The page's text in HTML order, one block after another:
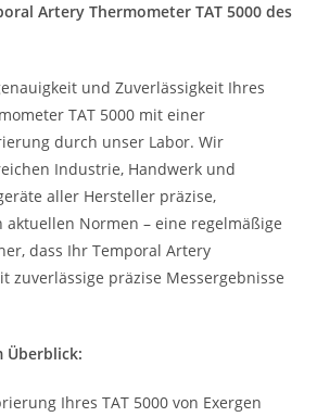
Artery Thermometer TAT 5000 des
und Zuverlässigkeit Ihres
TAT 5000 mit einer
durch unser Labor. Wir
Industrie, Handwerk und
aller Hersteller präzise,
Normen – eine regelmäßige
dass Ihr Temporal Artery
zuverlässige präzise Messergebnisse
Überblick:
Ihres TAT 5000 von Exergen